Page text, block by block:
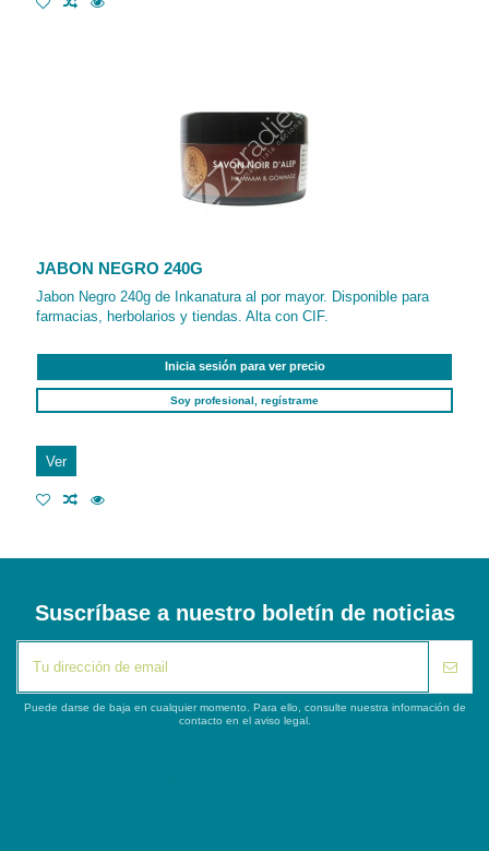
JABON NEGRO 240G
Jabon Negro 240g de Inkanatura al por mayor. Disponible para
farmacias, herbolarios y tiendas. Alta con CIF.
Inicia sesión para ver precio
Soy profesional, regístrame
Ver
Suscríbase a nuestro boletín de noticias
Puede darse de baja en cualquier momento. Para ello, consulte nuestra información de
contacto en el aviso legal.